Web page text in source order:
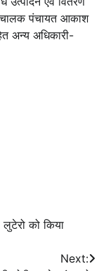
पंचायत आकाश
अन्य अधिकारी-
लुटेरो को किया
Next: